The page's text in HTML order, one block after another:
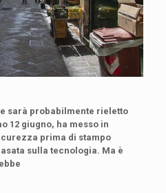
sarà probabilmente rieletto
12 giugno, ha messo in
prima di stampo
sulla tecnologia. Ma è